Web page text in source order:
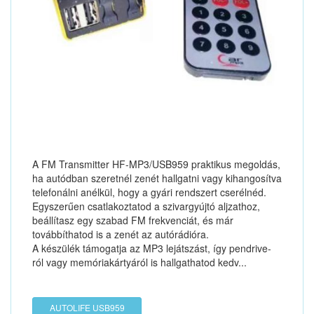
A FM Transmitter HF-MP3/USB959 praktikus megoldás,
ha autódban szeretnél zenét hallgatni vagy kihangosítva
telefonálni anélkül, hogy a gyári rendszert cserélnéd.
Egyszerűen csatlakoztatod a szivargyújtó aljzathoz,
beállítasz egy szabad FM frekvenciát, és már
továbbíthatod is a zenét az autórádióra.
A készülék támogatja az MP3 lejátszást, így pendrive-
ról vagy memóriakártyáról is hallgathatod kedv...
AUTOLIFE USB959